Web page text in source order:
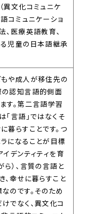
異文化コミュニケ
コミュニケーショ
、医療英語教育、
児童の日本語継承
や成人が移住先の
認知言語的側面
す。第二言語学習
「言語」ではなくそ
暮らすことです。つ
になることが目標
イデンティティを育
ら）、言質の言語と
、幸せに暮らすこと
のです。そのため
でなく、異文化コ